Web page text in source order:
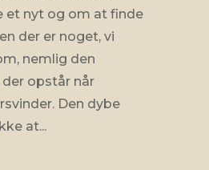
et nyt og om at finde
der er noget, vi
nemlig den
opstår når
Den dybe
at...